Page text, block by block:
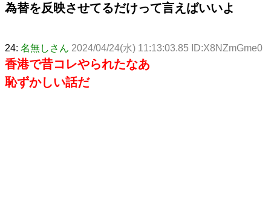
為替を反映させてるだけって言えばいいよ
24: 名無しさん 2024/04/24(水) 11:13:03.85 ID:X8NZmGme0
香港で昔コレやられたなあ
恥ずかしい話だ